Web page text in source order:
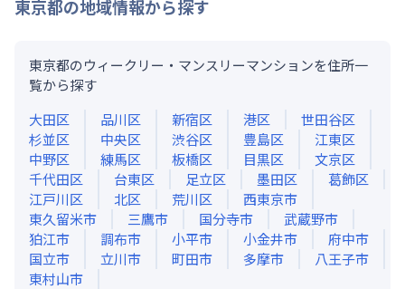
東京都の地域情報から探す
東京都のウィークリー・マンスリーマンションを住所一
覧から探す
大田区
品川区 新宿区 港区
世田谷区
杉並区
中央区 渋谷区 豊島区
江東区
中野区
練馬区 板橋区 目黒区
文京区
千代田区
台東区 足立区 墨田区
葛飾区
江戸川区
北区 荒川区
西東京市
東久留米市
三鷹市 国分寺市
武蔵野市
狛江市
調布市 小平市 小金井市
府中市
国立市
立川市 町田市 多摩市
八王子市
東村山市